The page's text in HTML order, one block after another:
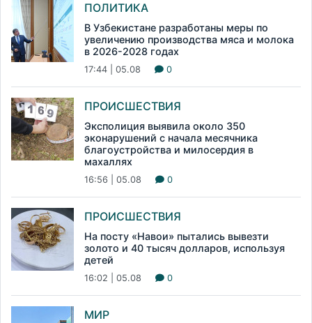
ПОЛИТИКА
В Узбекистане разработаны меры по
увеличению производства мяса и молока
в 2026-2028 годах
17:44 | 05.08 0
ПРОИСШЕСТВИЯ
Эксполиция выявила около 350
эконарушений с начала месячника
благоустройства и милосердия в
махаллях
16:56 | 05.08 0
ПРОИСШЕСТВИЯ
На посту «Навои» пытались вывезти
золото и 40 тысяч долларов, используя
детей
16:02 | 05.08 0
МИР